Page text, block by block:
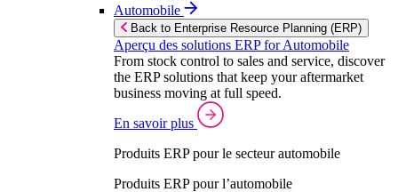
Automobile
Back to Enterprise Resource Planning (ERP)
Aperçu des solutions ERP for Automobile
From stock control to sales and service, discover
the ERP solutions that keep your aftermarket
business moving at full speed.
En savoir plus
Produits ERP pour le secteur automobile
Produits ERP pour l’automobile